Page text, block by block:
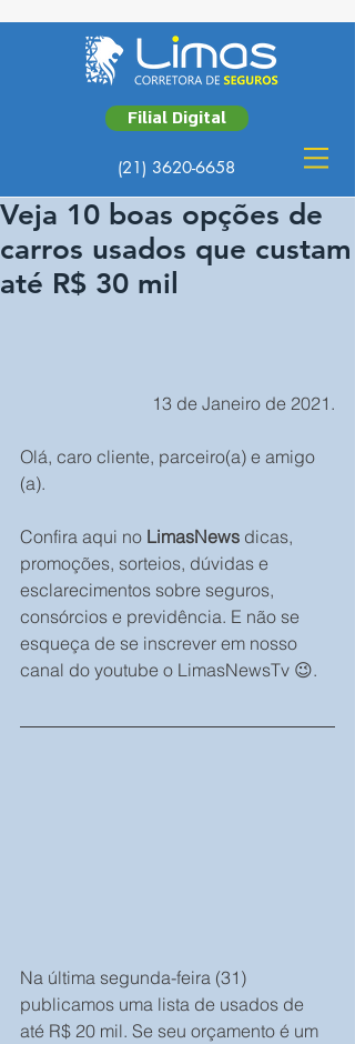
Filial Digital
(21) 3620-6658
Veja 10 boas opções de
carros usados que custam
até R$ 30 mil
13 de Janeiro de 2021.
Olá, caro cliente, parceiro(a) e amigo
(a).
Confira aqui no LimasNews dicas,
promoções, sorteios, dúvidas e
esclarecimentos sobre seguros,
consórcios e previdência. E não se
esqueça de se inscrever em nosso
canal do youtube o LimasNewsTv 😉.
Na última segunda-feira (31)
publicamos uma lista de usados de
até R$ 20 mil. Se seu orçamento é um